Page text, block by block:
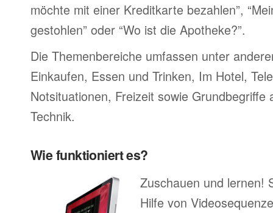
möchte mit einer Kreditkarte bezahlen”,
gestohlen” oder “Wo ist die Apotheke?”.
Die Themenbereiche umfassen unter
Einkaufen, Essen und Trinken, Im Hotel,
Notsituationen, Freizeit sowie
Technik.
Wie funktioniert es?
Zuschauen und lernen!
Hilfe von